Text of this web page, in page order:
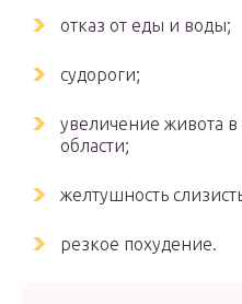
отказ от еды и воды;
судороги;
увеличение живота
области;
желтушность
резкое похудение.